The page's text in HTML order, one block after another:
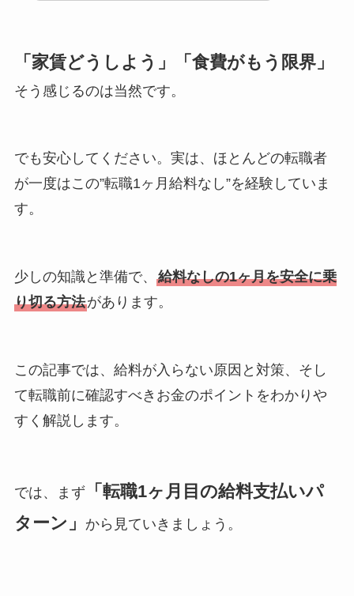
「家賃どうしよう」「食費がもう限界」
そう感じるのは当然です。
でも安心してください。実は、ほとんどの転職者
が一度はこの”転職1ヶ月給料なし”を経験していま
す。
少しの知識と準備で、 給料なしの1ヶ月を安全に乗
り切る方法があります。
この記事では、給料が入らない原因と対策、そし
て転職前に確認すべきお金のポイントをわかりや
すく解説します。
では、まず「転職1ヶ月目の給料支払いパ
ターン」
から見ていきましょう。